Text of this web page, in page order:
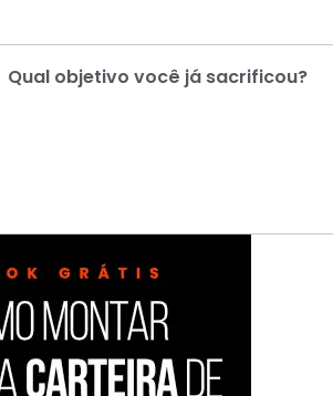
Qual objetivo você já sacrificou?